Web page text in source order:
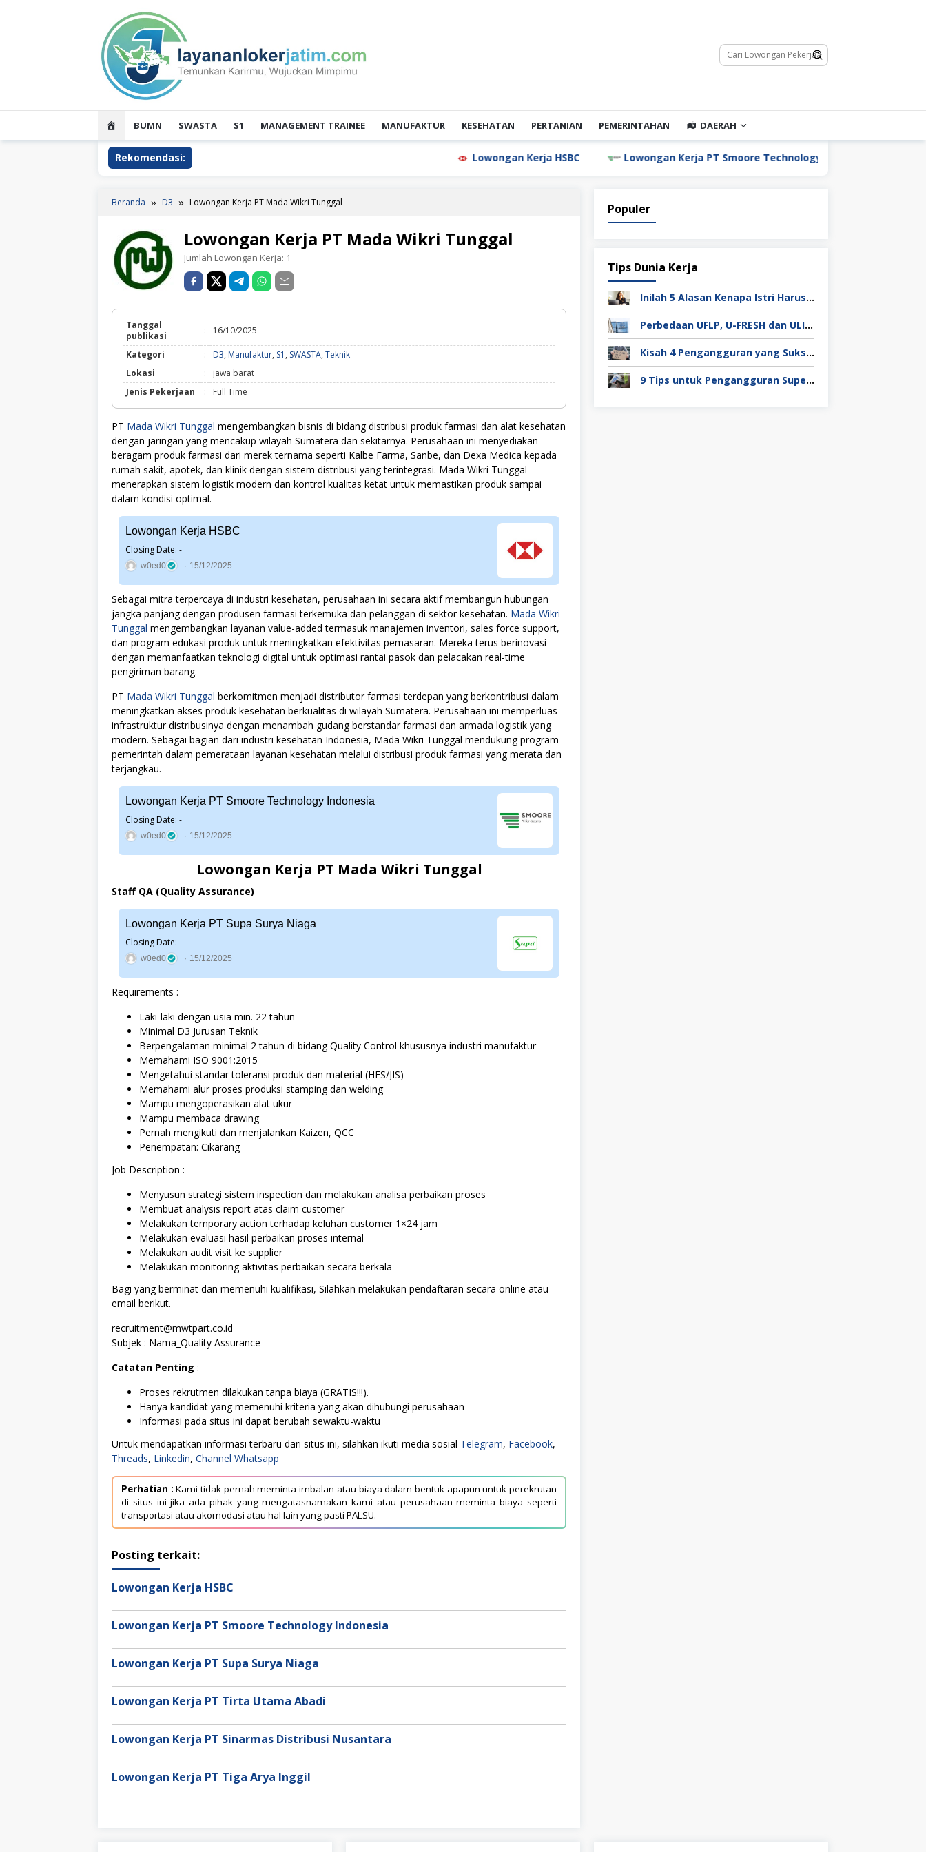
HOMEBUMN SWASTA S1 MANAGEMENT TRAINEE MANUFAKTUR KESEHATAN PERTANIAN PEMERINTAHAN DAERAH
Rekomendasi: Lowongan Kerja HSBC Lowongan Kerja PT Smoore Technology Indonesia
Beranda D3 Lowongan Kerja PT Mada Wikri Tunggal
Lowongan Kerja PT Mada Wikri Tunggal
Jumlah Lowongan Kerja: 1
Tanggal
publikasi
: 16/10/2025
Kategori : D3, Manufaktur, S1 , SWASTA, TeknikD3,
Manufaktur,
SWASTA,
Lokasi :
jawa barat
Jenis Pekerjaan
: Full Time
PT Mada Wikri Tunggal mengembangkan bisnis di bidang distribusi produk farmasi dan alat kesehatan
dengan jaringan yang mencakup wilayah Sumatera dan sekitarnya. Perusahaan ini menyediakan
beragam produk farmasi dari merek ternama seperti Kalbe Farma, Sanbe, dan Dexa Medica kepada
rumah sakit, apotek, dan klinik dengan sistem distribusi yang terintegrasi. Mada Wikri Tunggal
menerapkan sistem logistik modern dan kontrol kualitas ketat untuk memastikan produk sampai
dalam kondisi optimal.
Lowongan Kerja HSBC
Closing Date: -
w0ed0 15/12/2025
Sebagai mitra terpercaya di industri kesehatan, perusahaan ini secara aktif membangun hubungan
jangka panjang dengan produsen farmasi terkemuka dan pelanggan di sektor kesehatan. Mada Wikri
Tunggal mengembangkan layanan value-added termasuk manajemen inventori, sales force support,
dan program edukasi produk untuk meningkatkan efektivitas pemasaran. Mereka terus berinovasi
dengan memanfaatkan teknologi digital untuk optimasi rantai pasok dan pelacakan real-time
pengiriman barang.
PT Mada Wikri Tunggal berkomitmen menjadi distributor farmasi terdepan yang berkontribusi dalam
meningkatkan akses produk kesehatan berkualitas di wilayah Sumatera. Perusahaan ini memperluas
infrastruktur distribusinya dengan menambah gudang berstandar farmasi dan armada logistik yang
modern. Sebagai bagian dari industri kesehatan Indonesia, Mada Wikri Tunggal mendukung program
pemerintah dalam pemerataan layanan kesehatan melalui distribusi produk farmasi yang merata dan
terjangkau.
Lowongan Kerja PT Smoore Technology Indonesia
Closing Date: -
w0ed0 15/12/2025
Lowongan Kerja PT Mada Wikri Tunggal
Staff QA (Quality Assurance)
Lowongan Kerja PT Supa Surya Niaga
Closing Date: -
w0ed0 15/12/2025
Requirements :
Laki-laki dengan usia min. 22 tahun
Minimal D3 Jurusan Teknik
Berpengalaman minimal 2 tahun di bidang Quality Control khususnya industri manufaktur
Memahami ISO 9001:2015
Mengetahui standar toleransi produk dan material (HES/JIS)
Memahami alur proses produksi stamping dan welding
Mampu mengoperasikan alat ukur
Mampu membaca drawing
Pernah mengikuti dan menjalankan Kaizen, QCC
Penempatan: Cikarang
Job Description :
Menyusun strategi sistem inspection dan melakukan analisa perbaikan proses
Membuat analysis report atas claim customer
Melakukan temporary action terhadap keluhan customer 1×24 jam
Melakukan evaluasi hasil perbaikan proses internal
Melakukan audit visit ke supplier
Melakukan monitoring aktivitas perbaikan secara berkala
Bagi yang berminat dan memenuhi kualifikasi, Silahkan melakukan pendaftaran secara online atau
email berikut.
recruitment@mwtpart.co.id
Subjek : Nama_Quality Assurance
Catatan Penting :
Proses rekrutmen dilakukan tanpa biaya (GRATIS!!!).
Hanya kandidat yang memenuhi kriteria yang akan dihubungi perusahaan
Informasi pada situs ini dapat berubah sewaktu-waktu
Untuk mendapatkan informasi terbaru dari situs ini, silahkan ikuti media sosial Telegram, Facebook,
Threads, Linkedin, Channel Whatsapp
Perhatian : Kami tidak pernah meminta imbalan atau biaya dalam bentuk apapun untuk perekrutan
di situs ini jika ada pihak yang mengatasnamakan kami atau perusahaan meminta biaya seperti
transportasi atau akomodasi atau hal lain yang pasti PALSU.
Posting terkait:
Lowongan Kerja HSBC
Lowongan Kerja PT Smoore Technology Indonesia
Lowongan Kerja PT Supa Surya Niaga
Lowongan Kerja PT Tirta Utama Abadi
Lowongan Kerja PT Sinarmas Distribusi Nusantara
Lowongan Kerja PT Tiga Arya Inggil
Populer
Tips Dunia Kerja
Inilah 5 Alasan Kenapa Istri Harus Punya Uang Sendiri Setelah Menikah
Perbedaan UFLP, U-FRESH dan ULIP pada Program Unilever
Kisah 4 Pengangguran yang Sukses Mendapat Kerja
9 Tips untuk Pengangguran Super Duper Penting